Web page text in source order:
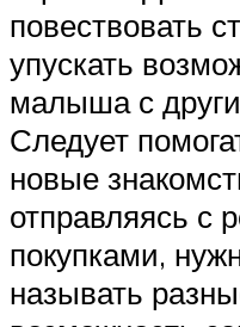
повествовать
упускать
малыша с
Следует
новые
отправляясь с
покупками,
называть